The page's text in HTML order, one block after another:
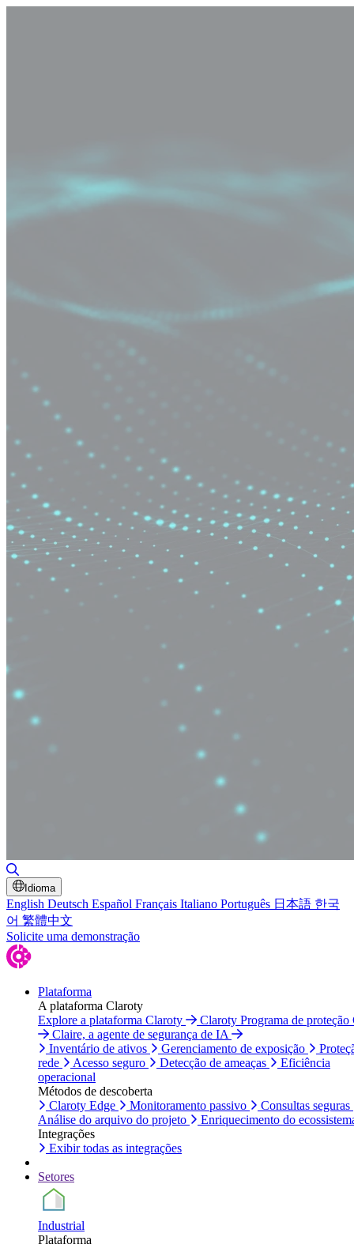
Idioma
English Deutsch Español Français Italiano Português 日本語 한국
어 繁體中文
Solicite uma demonstração
Plataforma
A plataforma Claroty
Explore a plataforma Claroty
Claroty Programa de proteção
Claire, a agente de segurança de IA
Inventário de ativos
Gerenciamento de exposição
rede
Acesso seguro Detecção de ameaças
Eficiência
operacional
Métodos de descoberta
Claroty Edge
Monitoramento passivo
Consultas seguras
Análise do arquivo do projeto
Enriquecimento do
Integrações
Exibir todas as integrações
Setores
Industrial
Plataforma